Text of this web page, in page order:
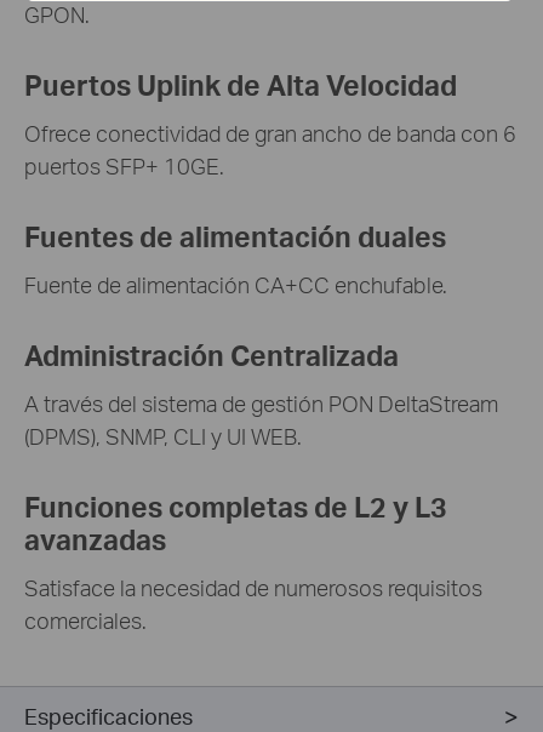
GPON.
Puertos Uplink de Alta Velocidad
Ofrece conectividad de gran ancho de banda con 6
puertos SFP+ 10GE.
Fuentes de alimentación duales
Fuente de alimentación CA+CC enchufable.
Administración Centralizada
A través del sistema de gestión PON DeltaStream
(DPMS), SNMP, CLI y UI WEB.
Funciones completas de L2 y L3
avanzadas
Satisface la necesidad de numerosos requisitos
comerciales.
Especificaciones